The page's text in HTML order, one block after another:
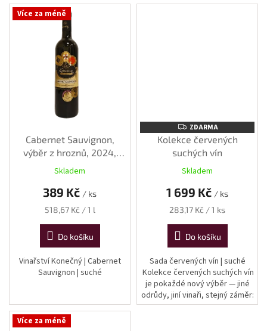
Více za méně
Cabernet Sauvignon,
výběr z hroznů, 2024,
suché, 0,75 l
Skladem
389 Kč / ks
Měrná
518,67 Kč / 1 l
Do košíku
Vinařství Konečný | Cabernet
Sauvignon | suché
ZDARMA
ZDARMA
Kolekce červených
suchých vín
Skladem
1 699 Kč / ks
Měrná
283,17 Kč / 1 ks
Do košíku
Sada červených vín | suché
Kolekce červených suchých vín
je pokaždé nový výběr — jiné
odrůdy, jiní vinaři, stejný záměr:
ukázat šíři moravských
Více za méně